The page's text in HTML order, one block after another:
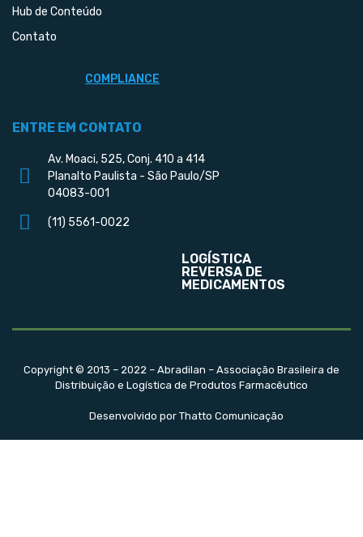
Hub de Conteúdo
Contato
COMPLIANCE
ENTRE EM CONTATO
Av. Moaci, 525, Conj. 410 a 414
Planalto Paulista - São Paulo/SP
04083-001
(11) 5561-0022
LOGÍSTICA
REVERSA DE
MEDICAMENTOS
Copyright © 2013 – 2022 – Abradilan – Associação Brasileira de
Distribuição e Logística de Produtos Farmacêutico
Desenvolvido por Thatto Comunicação